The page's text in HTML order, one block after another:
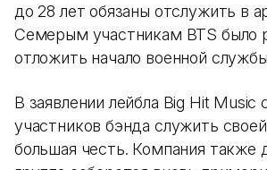
до 28 лет обязаны отслужить в
Семерым участникам BTS было
отложить начало военной
В заявлении лейбла Big Hit Music
участников бэнда служить
большая честь. Компания также